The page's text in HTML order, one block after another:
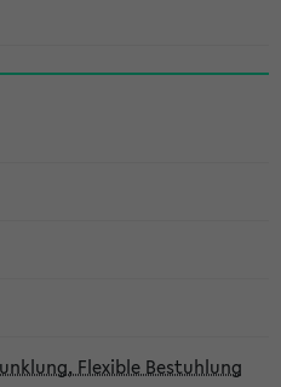
Flexible Bestuhlung